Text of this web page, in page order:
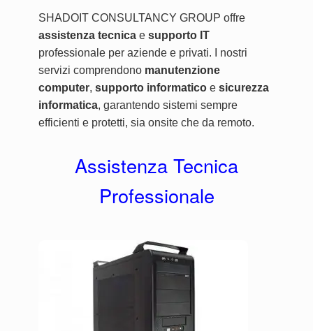
SHADOIT CONSULTANCY GROUP offre
assistenza tecnica e supporto IT
professionale per aziende e privati. I nostri
servizi comprendono manutenzione
computer, supporto informatico e sicurezza
informatica, garantendo sistemi sempre
efficienti e protetti, sia onsite che da remoto.
Assistenza Tecnica
Professionale